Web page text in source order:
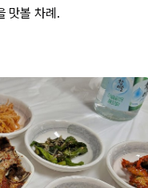
맛볼 차례.